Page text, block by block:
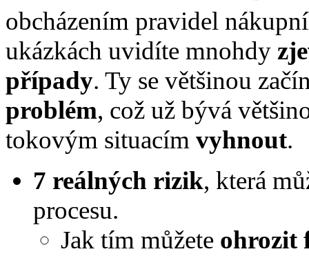
obcházením pravidel
ukázkách uvidíte mnohdy
případy. Ty se většinou
problém, což už bývá
tokovým situacím vyhnout.
7 reálných rizik, která
procesu.
Jak tím můžete ohrozit